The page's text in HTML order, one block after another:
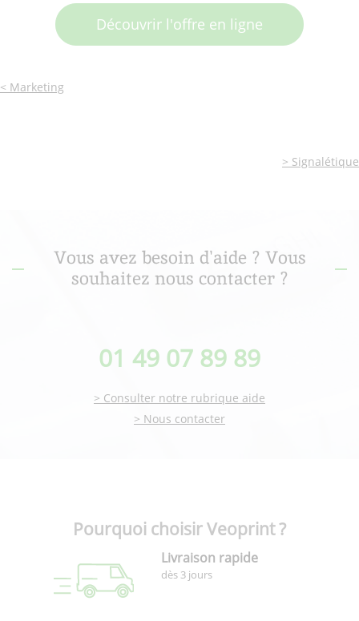
Découvrir l'offre en ligne
< Marketing
> Signalétique
Vous avez besoin d'aide ? Vous
souhaitez nous contacter ?
01 49 07 89 89
> Consulter notre rubrique aide
> Nous contacter
Pourquoi choisir Veoprint ?
Livraison rapide
dès 3 jours